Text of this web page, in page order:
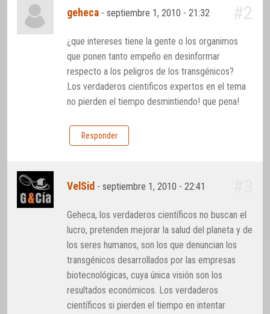
geheca -septiembre 1, 2010 - 21:32 #2
¿que intereses tiene la gente o los organimos
que ponen tanto empeño en desinformar
respecto a los peligros de los transgénicos?
Los verdaderos cientificos expertos en el tema
no pierden el tiempo desmintiendo! que pena!
Responder
VelSid -septiembre 1, 2010 - 22:41
Geheca, los verdaderos científicos no buscan el
lucro, pretenden mejorar la salud del planeta y de
los seres humanos, son los que denuncian los
transgénicos desarrollados por las empresas
biotecnológicas, cuya única visión son los
resultados económicos. Los verdaderos
científicos si pierden el tiempo en intentar